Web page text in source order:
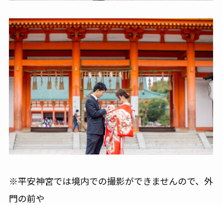
※平安神宮では境内での撮影ができませんので、外
門の前や